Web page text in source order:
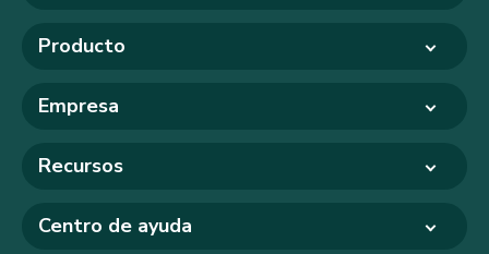
Producto
Empresa
Recursos
Centro de ayuda